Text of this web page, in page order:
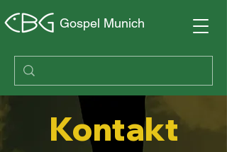
Gospel Munich
Kontakt